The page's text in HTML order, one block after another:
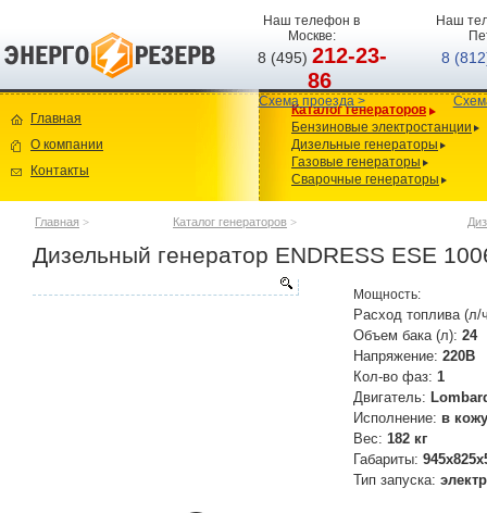
Наш телефон в
Москве:
8 (495)212-23-
86
Схема проезда >
Наш
8
Главная
О компании
Контакты
Каталог генераторов
Бензиновые электростанции
Дизельные генераторы
Газовые генераторы
Сварочные генераторы
Главная > Каталог генераторов >
Дизельный генератор ENDRESS ESE
Мощность:
Расход топлива
Объем бака (л): 24
Напряжение: 220В
Кол-во фаз: 1
Двигатель:
Исполнение: в
Вес: 182 кг
Габариты:
Тип запуска: